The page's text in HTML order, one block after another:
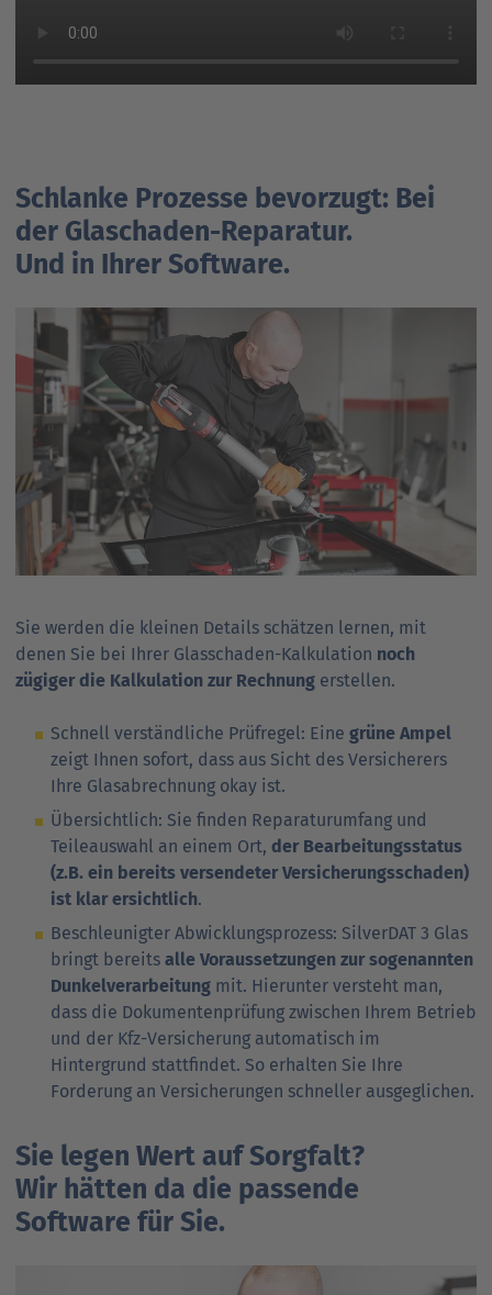
Schlanke Prozesse bevorzugt: Bei
der Glaschaden-Reparatur.
Und in Ihrer Software.
Sie werden die kleinen Details schätzen lernen, mit
denen Sie bei Ihrer Glas­schaden-Kalkulation noch
zügiger die Kalkulation zur Rechnung erstellen.
Schnell verständliche Prüfregel: Eine grüne Ampel
zeigt Ihnen sofort, dass aus Sicht des Versicherers
Ihre Glasabrechnung okay ist.
Übersichtlich: Sie finden Reparaturumfang und
Teileauswahl an einem Ort, der Bear­bei­tungs­status
(z.B. ein bereits versendeter Ver­siche­rungsschaden)
ist klar ersichtlich.
Beschleunigter Abwicklungsprozess: SilverDAT 3 Glas
bringt bereits alle Voraussetzungen zur sogenannten
Dunkel­ver­arbeitung mit. Hierunter versteht man,
dass die Dokumenten­prüfung zwischen Ihrem Betrieb
und der Kfz-Versicherung automatisch im
Hintergrund stattfindet. So erhalten Sie Ihre
Forderung an Versicher­ungen schneller ausgeglichen.
Sie legen Wert auf Sorgfalt?
Wir hätten da die passende
Software für Sie.